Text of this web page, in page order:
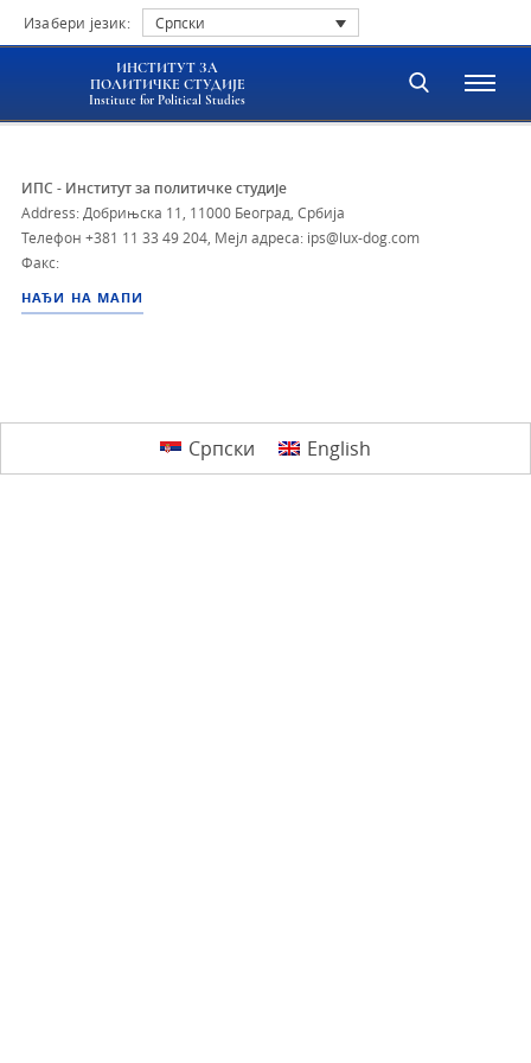
Изабери језик: Српски
ИНСТИТУТ ЗА
ПОЛИТИЧКЕ СТУДИЈЕ
Institute for Political Studies
ИПС - Институт за политичке студије
Address: Добрињска 11, 11000 Београд, Србија
Телефон +381 11 33 49 204 Мејл адреса: ips@lux-dog.com
Факс:
НАЂИ НА МАПИ
Српски English